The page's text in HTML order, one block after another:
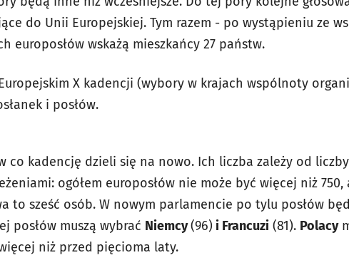
do Unii Europejskiej. Tym razem - po wystąpieniu ze
europosłów wskażą mieszkańcy 27 państw.
X kadencji (wybory w krajach wspólnoty
i posłów.
co kadencję dzieli się na nowo. Ich liczba zależy od
ogółem europosłów nie może być więcej niż
to sześć osób. W nowym parlamencie po tylu posłów
posłów muszą wybrać Niemcy(96) i Francuzi (81). Polacy
niż przed pięcioma laty.